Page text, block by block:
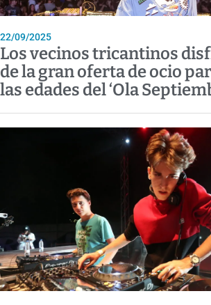
22/09/2025
Los vecinos tricantinos
de la gran oferta de ocio
las edades del ‘Ola